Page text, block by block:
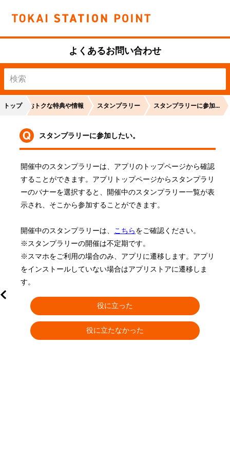
よくあるお問い合わせ
トップ おトクな特典や情報 スタンプラリー スタンプラリーに参加...
スタンプラリーに参加したい。
開催中のスタンプラリーは、アプリのトップページから確認
することができます。アプリトップページからスタンプラリ
ーのバナーを選択すると、開催中のスタンプラリー一覧が表
示され、そこから参加することができます。
開催中のスタンプラリーは、 こちらをご確認ください。
※スタンプラリーの開催は不定期です。
※スマホをご利用の場合のみ、アプリに遷移します。アプリ
をインストールしていない場合はアプリストアに遷移しま
す。
役に立った
役に立たなかった